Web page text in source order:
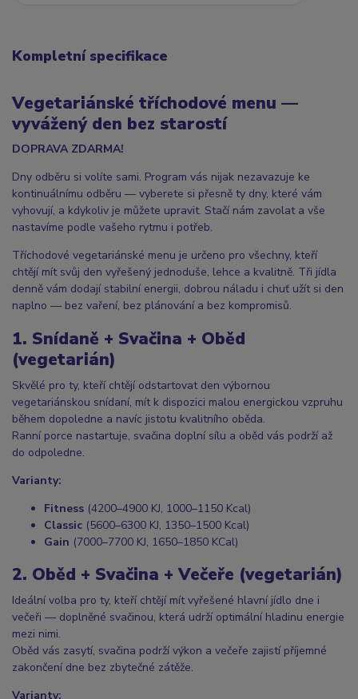
Kompletní specifikace
Vegetariánské tříchodové menu —
vyvážený den bez starostí
DOPRAVA ZDARMA!
Dny odběru si volíte sami. Program vás nijak nezavazuje ke
kontinuálnímu odběru — vyberete si přesně ty dny, které vám
vyhovují, a kdykoliv je můžete upravit. Stačí nám zavolat a vše
nastavíme podle vašeho rytmu i potřeb.
Tříchodové vegetariánské menu je určeno pro všechny, kteří
chtějí mít svůj den vyřešený jednoduše, lehce a kvalitně. Tři jídla
denně vám dodají stabilní energii, dobrou náladu i chuť užít si den
naplno — bez vaření, bez plánování a bez kompromisů.
1. Snídaně + Svačina + Oběd
(vegetarián)
Skvělé pro ty, kteří chtějí odstartovat den výbornou
vegetariánskou snídaní, mít k dispozici malou energickou vzpruhu
během dopoledne a navíc jistotu kvalitního oběda.
Ranní porce nastartuje, svačina doplní sílu a oběd vás podrží až
do odpoledne.
Varianty:
Fitness (4200–4900 KJ, 1000–1150 Kcal)
Classic (5600–6300 KJ, 1350–1500 Kcal)
Gain (7000–7700 KJ, 1650–1850 KCal)
2. Oběd + Svačina + Večeře (vegetarián)
Ideální volba pro ty, kteří chtějí mít vyřešené hlavní jídlo dne i
večeři — doplněné svačinou, která udrží optimální hladinu energie
mezi nimi.
Oběd vás zasytí, svačina podrží výkon a večeře zajistí příjemné
zakončení dne bez zbytečné zátěže.
Varianty: